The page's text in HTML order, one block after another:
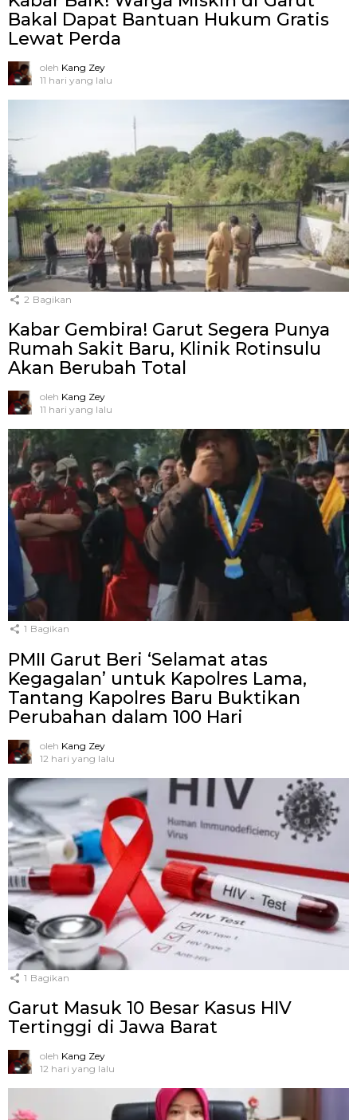
Bakal Dapat Bantuan Hukum Gratis
Lewat Perda
oleh Kang Zey
11 hari yang lalu
2 Bagikan
Kabar Gembira! Garut Segera Punya
Rumah Sakit Baru, Klinik Rotinsulu
Akan Berubah Total
oleh Kang Zey
11 hari yang lalu
1 Bagikan
PMII Garut Beri ‘Selamat atas
Kegagalan’ untuk Kapolres Lama,
Tantang Kapolres Baru Buktikan
Perubahan dalam 100 Hari
oleh Kang Zey
12 hari yang lalu
1 Bagikan
Garut Masuk 10 Besar Kasus HIV
Tertinggi di Jawa Barat
oleh Kang Zey
12 hari yang lalu